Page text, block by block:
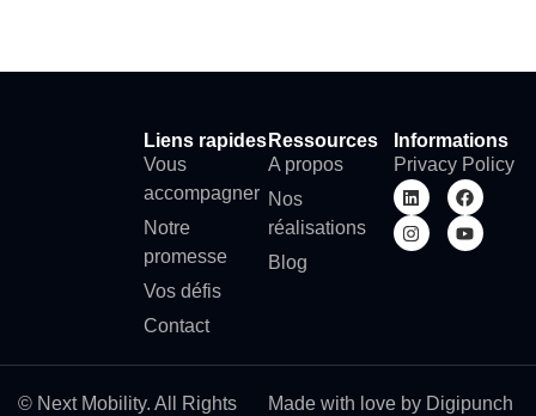
Liens rapides
Vous
accompagner
Notre
promesse
Vos défis
Contact
Ressources
A propos
Nos
réalisations
Blog
Informations
Privacy Policy
© Next Mobility. All Rights
Made with love by Digipunch